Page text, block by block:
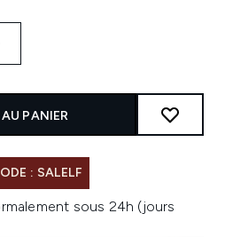
PANIER
: SALELF
sous 24h (jours